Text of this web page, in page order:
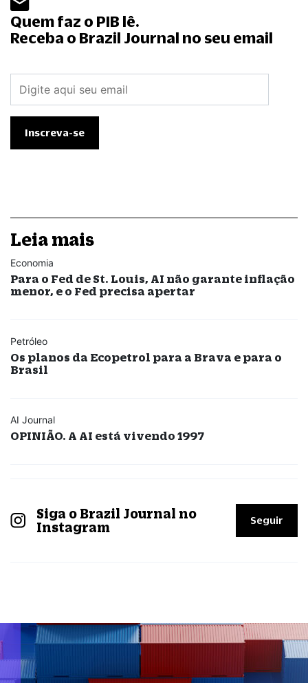
Quem faz o PIB lê.
Receba o Brazil Journal no seu email
Leia mais
Economia
Para o Fed de St. Louis, AI não garante inflação
menor, e o Fed precisa apertar
Petróleo
Os planos da Ecopetrol para a Brava e para o
Brasil
AI Journal
OPINIÃO. A AI está vivendo 1997
Siga o Brazil Journal no
Instagram
Seguir